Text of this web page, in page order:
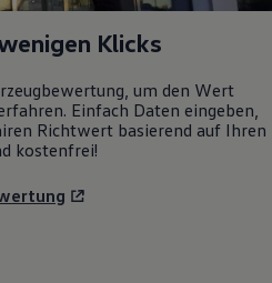
Klicks
um den Wert
Einfach Daten eingeben,
Richtwert basierend auf Ihren
kostenfrei!